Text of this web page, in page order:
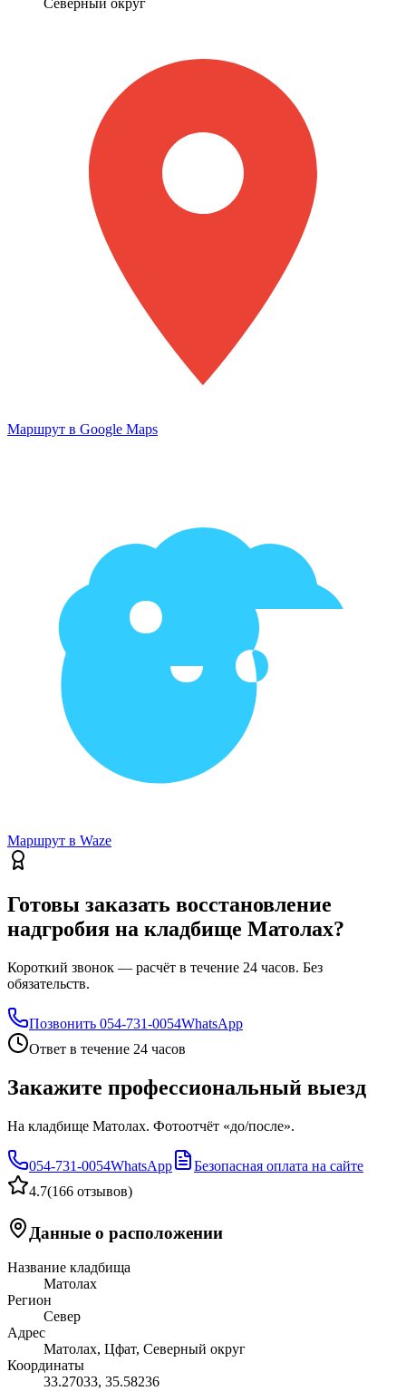
Северный округ
Маршрут в Google Maps
Маршрут в Waze
Готовы заказать восстановление
надгробия на кладбище Матолах?
Короткий звонок — расчёт в течение 24 часов. Без
обязательств.
Позвонить 054-731-0054WhatsApp
Ответ в течение 24 часов
Закажите профессиональный выезд
На кладбище Матолах. Фотоотчёт «до/после».
054-731-0054WhatsApp
Безопасная оплата на сайте
4.7(166 отзывов)
Данные о расположении
Название кладбища
Матолах
Регион
Север
Адрес
Матолах, Цфат, Северный округ
Координаты
33.27033, 35.58236